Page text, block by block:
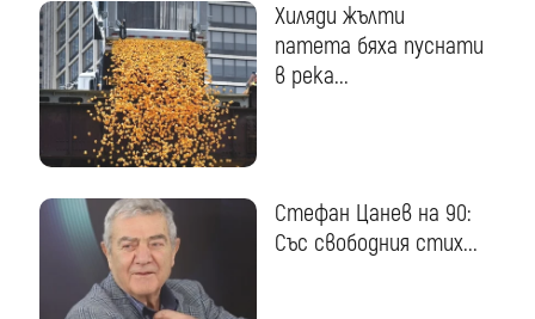
Хиляди жълти
патета бяха пуснати
в река...
Стефан Цанев на 90:
Със свободния стих...